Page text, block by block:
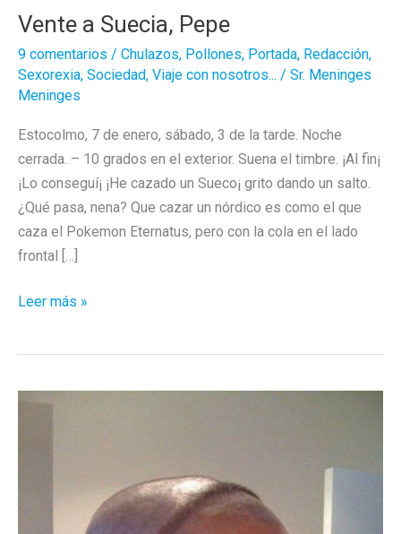
Vente a Suecia, Pepe
9 comentarios / Chulazos, Pollones, Portada, Redacción,
Sexorexia, Sociedad, Viaje con nosotros... / Sr. Meninges
Meninges
Estocolmo, 7 de enero, sábado, 3 de la tarde. Noche
cerrada. – 10 grados en el exterior. Suena el timbre. ¡Al fin¡
¡Lo conseguí¡ ¡He cazado un Sueco¡ grito dando un salto.
¿Qué pasa, nena? Que cazar un nórdico es como el que
caza el Pokemon Eternatus, pero con la cola en el lado
frontal […]
Vente
Leer más »